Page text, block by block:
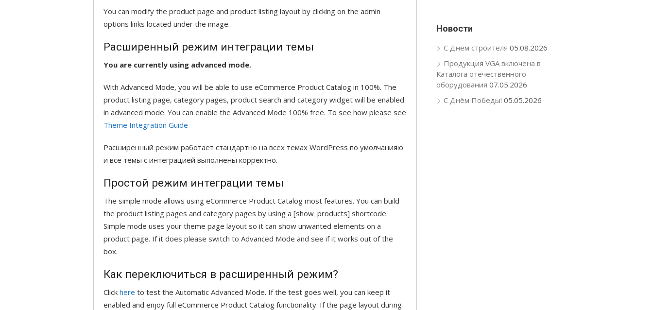
You can modify the product page and product listing layout by clicking on the admin
options links located under the image.
Расширенный режим интеграции темы
You are currently using advanced mode.
With Advanced Mode, you will be able to use eCommerce Product Catalog in 100%. The
product listing page, category pages, product search and category widget will be enabled
in advanced mode. You can enable the Advanced Mode 100% free. To see how please see
Theme Integration Guide
Расширенный режим работает стандартно на всех темах WordPress по умолчанияю
и все темы с интеграцией выполнены корректно.
Простой режим интеграции темы
The simple mode allows using eCommerce Product Catalog most features. You can build
the product listing pages and category pages by using a [show_products] shortcode.
Simple mode uses your theme page layout so it can show unwanted elements on a
product page. If it does please switch to Advanced Mode and see if it works out of the
box.
Как переключиться в расширенный режим?
Click here to test the Automatic Advanced Mode. If the test goes well, you can keep it
enabled and enjoy full eCommerce Product Catalog functionality. If the page layout during
Новости
С Днём строителя 05.08.2026
Продукция VGA включена в
Каталога отечественного
оборудования 07.05.2026
С Днём Победы! 05.05.2026